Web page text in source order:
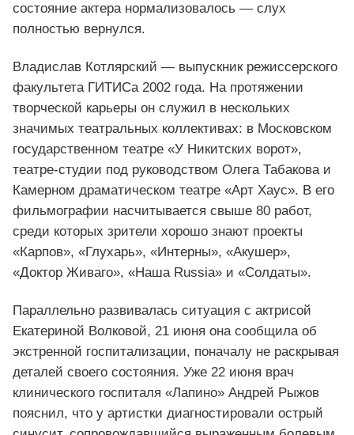
состояние актера нормализовалось — слух
полностью вернулся.
Владислав Котлярский — выпускник режиссерского
факультета ГИТИСа 2002 года. На протяжении
творческой карьеры он служил в нескольких
значимых театральных коллективах: в Московском
государственном театре «У Никитских ворот»,
театре‑студии под руководством Олега Табакова и
Камерном драматическом театре «Арт Хаус». В его
фильмографии насчитывается свыше 80 работ,
среди которых зрители хорошо знают проекты
«Карпов», «Глухарь», «Интерны», «Акушер»,
«Доктор Живаго», «Наша Russia» и «Солдаты».
Параллельно развивалась ситуация с актрисой
Екатериной Волковой, 21 июня она сообщила об
экстренной госпитализации, поначалу не раскрывая
деталей своего состояния. Уже 22 июня врач
клинического госпиталя «Лапино» Андрей Рыжов
пояснил, что у артистки диагностировали острый